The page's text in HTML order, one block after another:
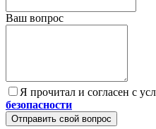
Ваш вопрос
Я прочитал и согласен с
безопасности
Отправить свой вопрос